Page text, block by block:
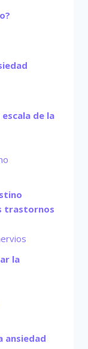
de la
trastornos
la
ansiedad